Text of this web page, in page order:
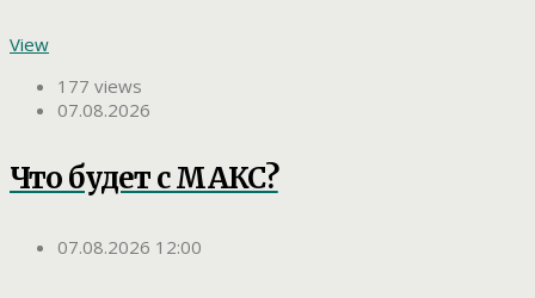
View
177 views
07.08.2026
Что будет с МАКС?
07.08.2026 12:00